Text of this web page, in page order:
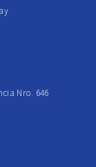
Nro. 646